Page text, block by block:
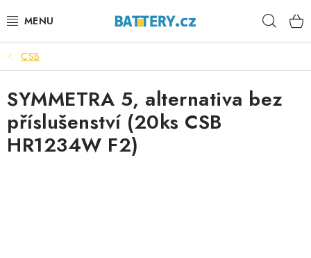
na
VÝHODNÉ SETY
SLUŽBY
AUTOBATERIE
CSB
SYMMETRA 5, alternativa bez
příslušenství (20ks CSB
HR1234W F2)